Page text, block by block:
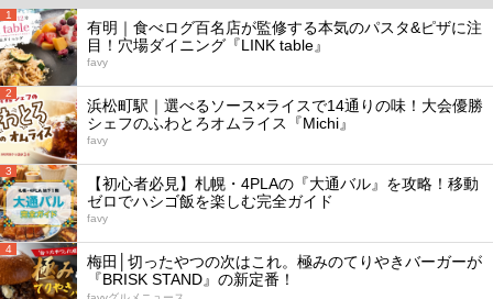
1
有明｜食べログ百名店が監修する本気のパスタ&ピザに注
目！穴場ダイニング『LINK table』
favy
2
浜松町駅｜選べるソース×ライスで14通りの味！大会優勝
シェフのふわとろオムライス『Michi』
favy
3
【初心者必見】札幌・4PLAの『大通バル』を攻略！移動
ゼロでハシゴ飯を楽しむ完全ガイド
favy
4
梅田│切ったやつの次はこれ。極みのてりやきバーガーが
『BRISK STAND』の新定番！